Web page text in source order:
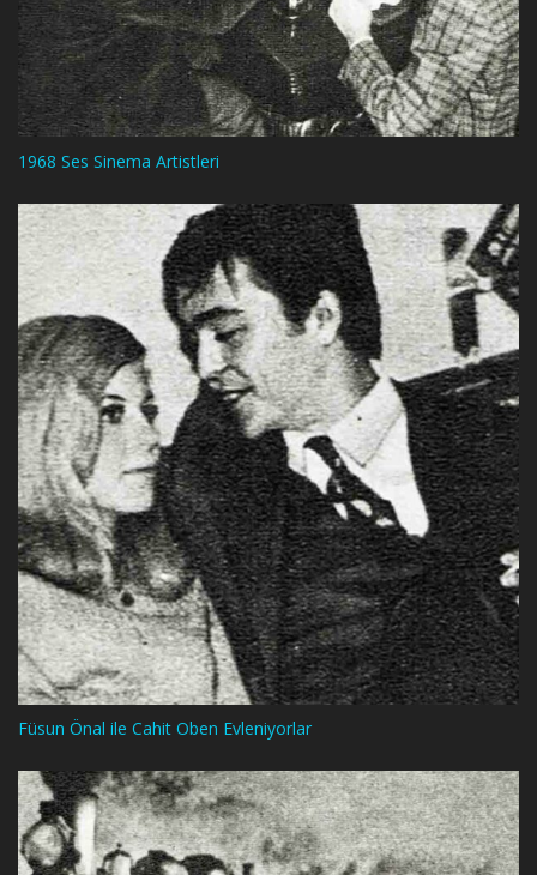
1968 Ses Sinema Artistleri
Füsun Önal ile Cahit Oben Evleniyorlar